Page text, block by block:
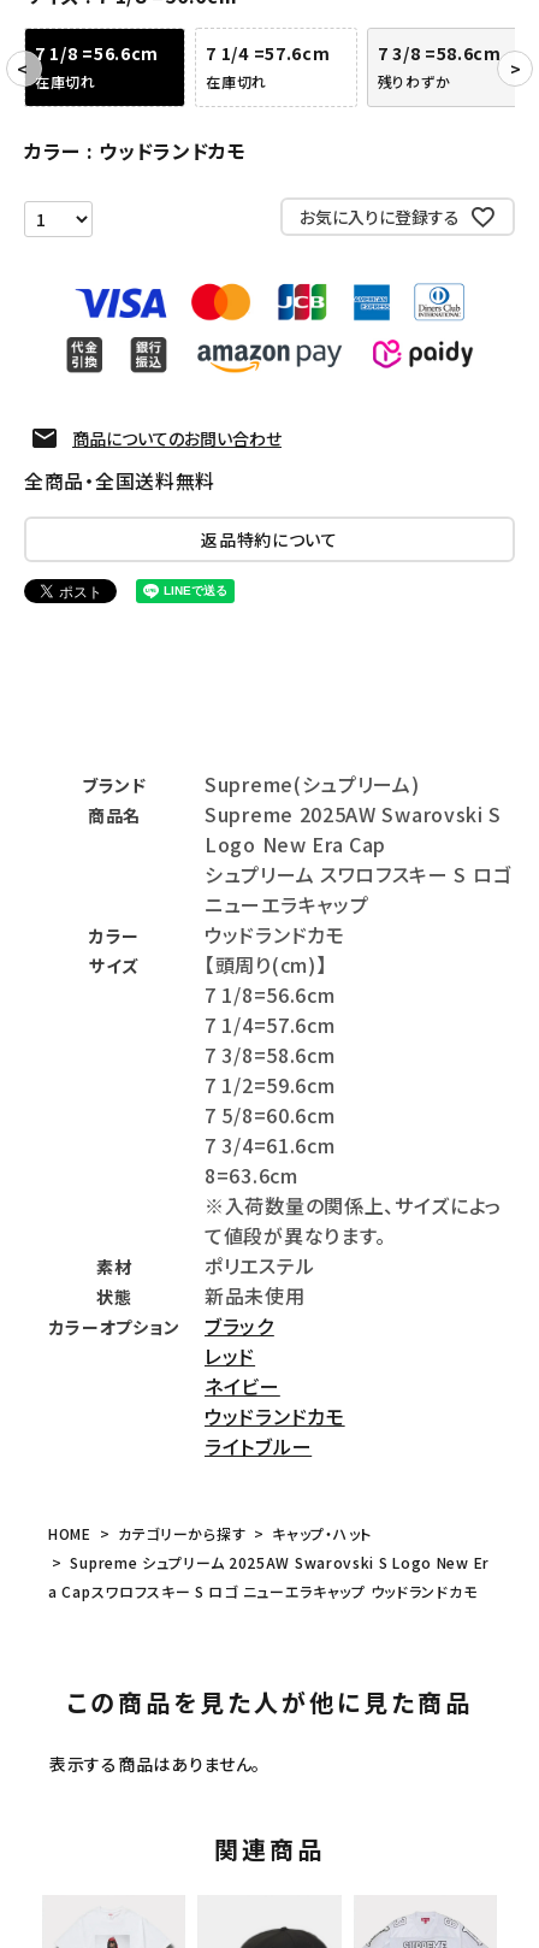
CONTENTS
ACCOUNT MENU
7 1/8 =56.6cm
在庫切れ
7 1/4 =57.6cm
在庫切れ
7 3/8 =58.6cm
残りわずか
カラー ウッドランドカモ
お気に入りに登録する
商品についてのお問い合わせ
全商品・全国送料無料
返品特約について
ブランド Supreme(シュプリーム)
商品名
Supreme 2025AW Swarovski S
Logo New Era Cap
シュプリーム スワロフスキー S ロゴ
ニューエラキャップ
カラー ウッドランドカモ
サイズ
【頭周り(cm)】
7 1/8=56.6cm
7 1/4=57.6cm
7 3/8=58.6cm
7 1/2=59.6cm
7 5/8=60.6cm
7 3/4=61.6cm
8=63.6cm
※入荷数量の関係上、サイズによっ
て値段が異なります。
素材 ポリエステル
状態 新品未使用
カラーオプション
ブラック
レッド
ネイビー
ウッドランドカモ
ライトブルー
HOME カテゴリーから探す
キャップ・ハット
Supreme シュプリーム 2025AW Swarovski S Logo New Er
a Capスワロフスキー S ロゴ ニューエラキャップ ウッドランドカモ
この商品を見た人が他に見た商品
表示する商品はありません。
関連商品